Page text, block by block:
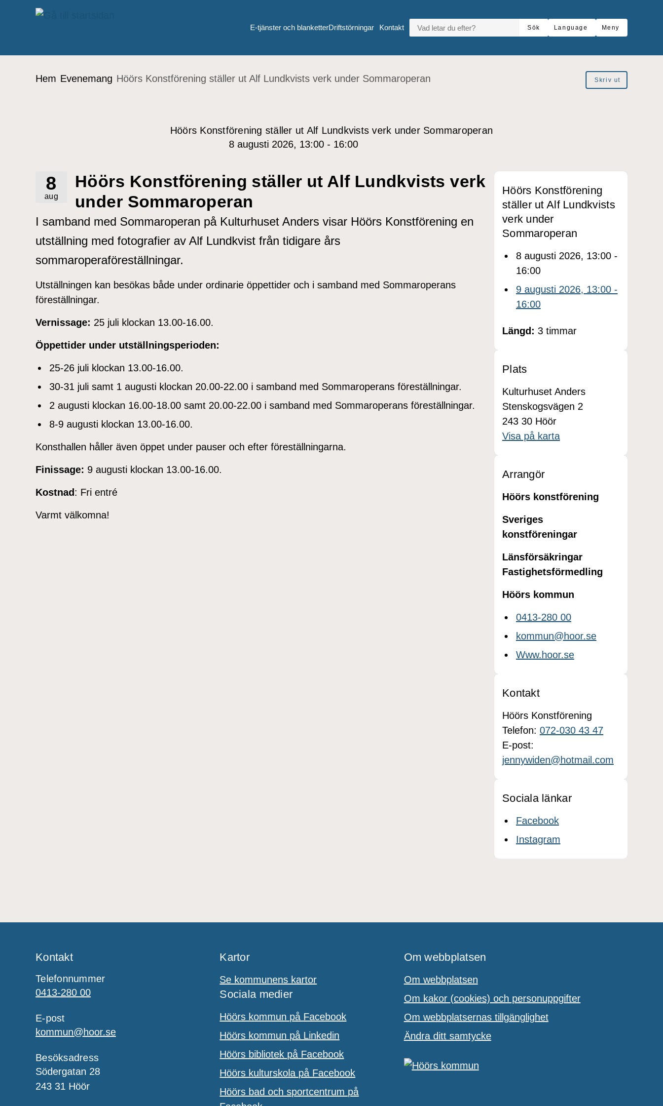
Gå till innehåll
E-tjänster och blanketterDriftstörningar Kontakt
VAD LETAR DU EFTER?
Sök
Language Meny
Du är här:
Hem Evenemang Höörs Konstförening ställer ut Alf Lundkvists verk under Sommaroperan Skriv ut
Höörs Konstförening ställer ut Alf Lundkvists verk under Sommaroperan
8 augusti 2026, 13:00 - 16:00
8
aug
Höörs Konstförening ställer ut Alf Lundkvists verk
under Sommaroperan
I samband med Sommaroperan på Kulturhuset Anders visar Höörs Konstförening en
utställning med fotografier av Alf Lundkvist från tidigare års
sommaroperaföreställningar.
Utställningen kan besökas både under ordinarie öppettider och i samband med Sommaroperans
föreställningar.
Vernissage: 25 juli klockan 13.00-16.00.
Öppettider under utställningsperioden:
25-26 juli klockan 13.00-16.00.
30-31 juli samt 1 augusti klockan 20.00-22.00 i samband med Sommaroperans föreställningar.
2 augusti klockan 16.00-18.00 samt 20.00-22.00 i samband med Sommaroperans föreställningar.
8-9 augusti klockan 13.00-16.00.
Konsthallen håller även öppet under pauser och efter föreställningarna.
Finissage: 9 augusti klockan 13.00-16.00.
Kostnad: Fri entré
Varmt välkomna!
Höörs Konstförening
ställer ut Alf Lundkvists
verk under
Sommaroperan
8 augusti 2026, 13:00 -
16:00
9 augusti 2026, 13:00 -
16:00
Längd: 3 timmar
Plats
Kulturhuset Anders
Stenskogsvägen 2
243 30 Höör
Visa på karta
Arrangör
Höörs konstförening
Sveriges
konstföreningar
Länsförsäkringar
Fastighetsförmedling
Höörs kommun
0413-280 00
kommun@hoor.se
Www.hoor.se
Kontakt
Höörs Konstförening
Telefon: 072-030 43 47
E-post:
jennywiden@hotmail.com
Sociala länkar
Facebook
Instagram
Kontakt
Telefonnummer
0413-280 00
E-post
kommun@hoor.se
Besöksadress
Södergatan 28
243 31 Höör
Kartor
Se kommunens kartor
Sociala medier
Höörs kommun på Facebook
Höörs kommun på Linkedin
Höörs bibliotek på Facebook
Höörs kulturskola på Facebook
Höörs bad och sportcentrum på
Om webbplatsen
Om webbplatsen
Om kakor (cookies) och personuppgifter
Om webbplatsernas tillgänglighet
Ändra ditt samtycke